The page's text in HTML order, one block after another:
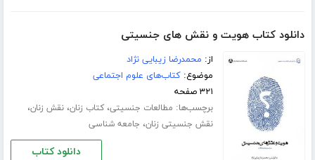
دانلود کتاب هویت و نقش های جنسیتی
از: محمدرضا زیبایی نژاد
موضوع:کتاب‌های علوم اجتماعی
۳۲۱ صفحه
برچسب‌ها: مطالعات جنسیتی،کتاب زنان،نقش زنان،
نقش جنسیتی زنان، جامعه شناسی
دانلود کتاب